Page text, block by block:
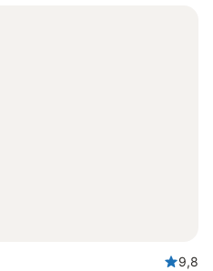
9,8